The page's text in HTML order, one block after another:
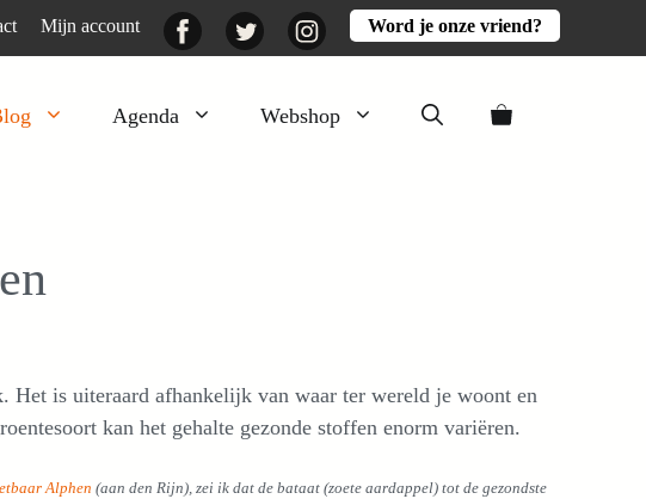
Mijn account FacebookTwitter InstagramWord je onze vriend?
Agenda Webshop
Lekker
Het is uiteraard afhankelijk van waar ter wereld je woont en
kan het gehalte gezonde stoffen enorm variëren.
Alphen (aan den Rijn), zei ik dat de bataat (zoete aardappel) tot de gezondste